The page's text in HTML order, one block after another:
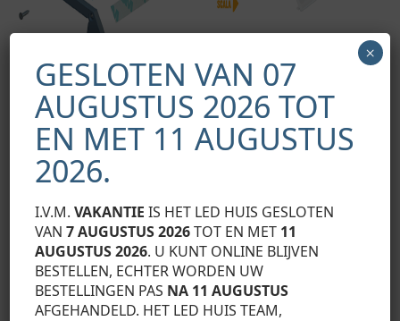
Montageschema van de elementen van het
verlichtingssysteem met behulp van het SCALA trapprofiel
en (1) TERRA vloerlamp, (2) LED-strips, (3) kap zonder gat,
(3a) kap met gat en (4) ANTI antisliptouw
GESLOTEN VAN 07
AUGUSTUS 2026 TOT
EN MET 11 AUGUSTUS
2026.
I.V.M.VAKANTIE IS HET LED HUIS GESLOTEN
VAN7 AUGUSTUS 2026TOT EN MET 11
AUGUSTUS 2026. U KUNT ONLINE BLIJVEN
BESTELLEN, ECHTER WORDEN UW
BESTELLINGEN PAS NA 11 AUGUSTUS
AFGEHANDELD. HET LED HUIS TEAM,
×